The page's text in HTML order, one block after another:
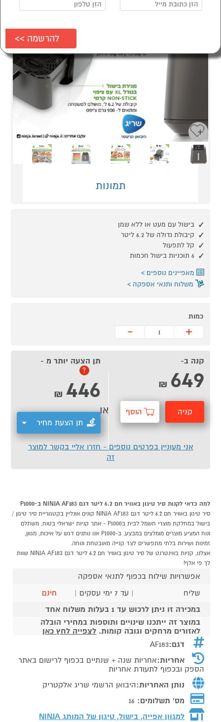
תמונות
בישול עם מעט או ללא שמן
קיבולת גדולה של 6.2 ליטר
קל לתפעול
6 תוכניות בישול חכמות
מאפיינים נוספים
משלוח ותנאי אספקה
כמות
+
-
קנה ב-
649
₪
קניה הוסף
תן הצעה יותר מ -
?
446
₪
תן הצעת מחיר
או
אני מעוניין בפרטים נוספים - חזרו אליי בקשר למוצר
זה
למה כדאי לקנות סיר טיגון באוויר חם 6.2 ליטר דגם NINJA AF183 ב-P1000
סיר טיגון באוויר חם 6.2 ליטר דגם NINJA AF183 קונים אונליין בקטגוריית סיר טיגון /
בישול במחלקת מוצרי חשמל לבית בP1000 - אתר קניות ישראלי בטוח, משתלם
ונוח המציע מוצרים מומלצים במבצע. ב-P1000 אנו נותנים דגש על איכות, מגוון,
זמינות ושירות בלתי מתפשרים לצד קנייה מאובטחת ונוחה.
אצלנו, קניות באינטרנט של סיר טיגון באוויר חם 6.2 ליטר דגם NINJA AF183 שוות
לך פי אלף!
אפשרויות שילוח בכפוף לתנאי אספקה
שליח
| עד 7 ימי עסקים |
חינם
במכירה זו ניתן לרכוש עד 1 בעלות משלוח אחד
במוצר זה ייתכנו שינויים ותוספות במחירי הובלה
לאזורים מרחקים וגובה קומות. לצפייה לחץ כאן
דגם:AF183
אחריות:אחריות שנה + שנתיים בכפוף לרישום באתר
הספק ובכפוף לתעודת אחריות
נותן האחריות:היבואן הרשמי שריג אלקטריק
מס' תשלומים: 16
למגוון אפייה, בישול, טיגון של המותג NINJA